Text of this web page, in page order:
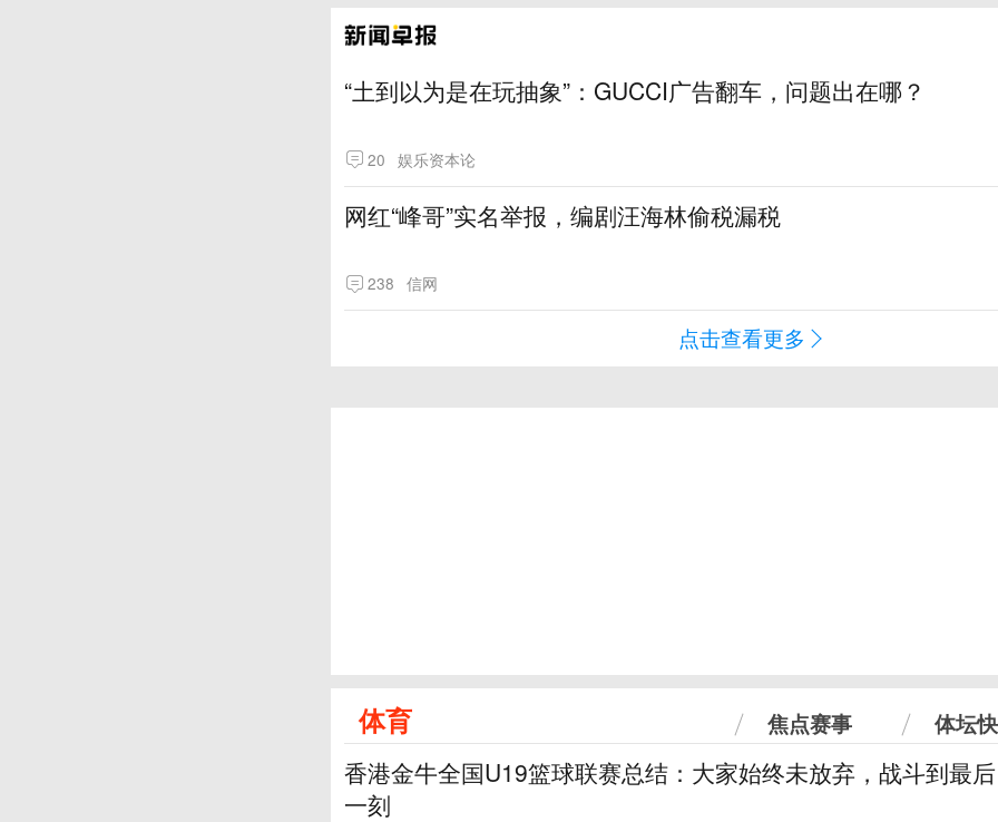
“土到以为是在玩抽象”：GUCCI广告翻车，问题出在哪？
20 娱乐资本论
网红“峰哥”实名举报，编剧汪海林偷税漏税
238 信网
点击查看更多
体育 焦点赛事 体坛
香港金牛全国U19篮球联赛总结：大家始终未放弃，战斗到最后
一刻